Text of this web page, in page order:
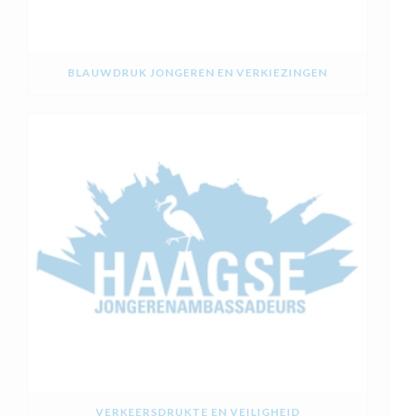
BLAUWDRUK JONGEREN EN VERKIEZINGEN
VERKEERSDRUKTE EN VEILIGHEID